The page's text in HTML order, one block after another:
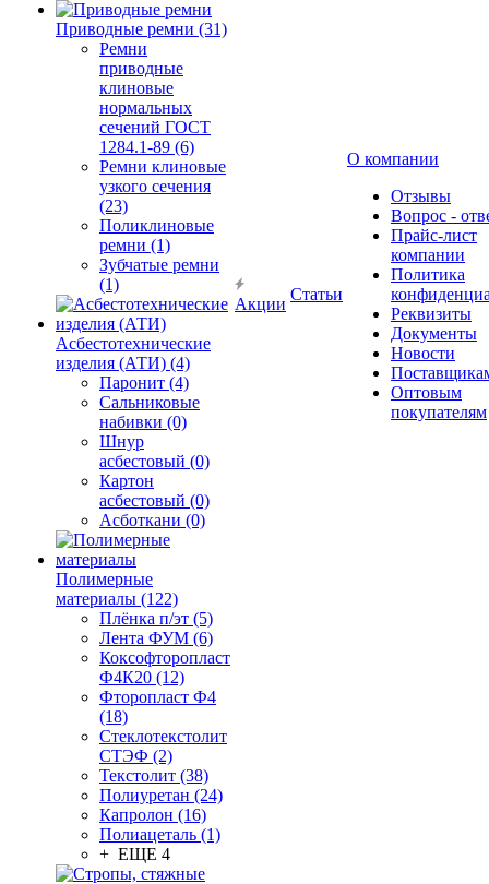
Приводные ремни (31)
Ремни
приводные
клиновые
нормальных
сечений ГОСТ
1284.1-89 (6)
Ремни клиновые
узкого сечения
(23)
Поликлиновые
ремни (1)
Зубчатые ремни
(1)
Асбестотехнические
изделия (АТИ) (4)
Паронит (4)
Сальниковые
набивки (0)
Шнур
асбестовый (0)
Картон
асбестовый (0)
Асботкани (0)
Полимерные
материалы (122)
Плёнка п/эт (5)
Лента ФУМ (6)
Коксофторопласт
Ф4К20 (12)
Фторопласт Ф4
(18)
Стеклотекстолит
СТЭФ (2)
Текстолит (38)
Полиуретан (24)
Капролон (16)
Полиацеталь (1)
+ ЕЩЕ 4
Акции
Статьи
О компании
Отзывы
Вопрос -
Прайс-лист
компании
Политика
Реквизиты
Документы
Новости
Оптовым
покупателям